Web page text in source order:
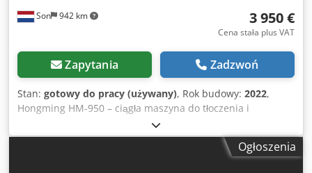
Son 942 km 3 950 €
Cena stała plus VAT
Zapytania Zadzwoń
Stan: gotowy do pracy (używany), Rok budowy: 2022,
Hongming HM-950 – ciągła maszyna do tłoczenia i
spłaszczania za pomocą wałków, przeznaczona do
produkcji twardych okładek, okładek książek, segregatorów,
materiałów prezentacyjnych, sztywnych pudełek orazOgłoszenia